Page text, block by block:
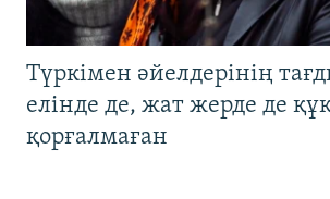
Түркімен әйелдерінің
елінде де, жат жерде де
қорғалмаған